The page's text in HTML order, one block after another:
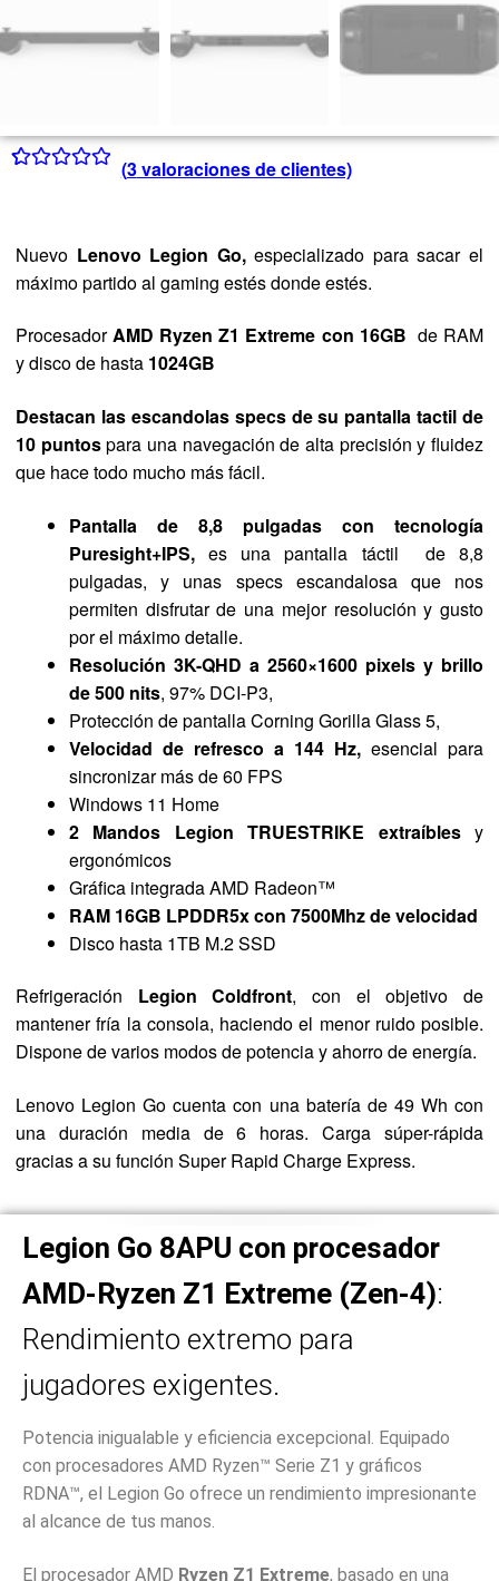
valoraciones
de clientes
(3valoraciones de clientes)
Nuevo Lenovo Legion Go,especializado para sacar el
máximo partido al gaming estés donde estés.
ProcesadorAMD Ryzen Z1 Extreme con 16GB de RAM
y disco de hasta 1024GB
Destacan las escandolas specs de su pantalla tactil de
10 puntospara una navegación de alta precisión y fluidez
que hace todo mucho más fácil.
Pantalla de 8,8 pulgadas con tecnología
Puresight+IPS, es una pantalla táctil de 8,8
pulgadas, y unas specs escandalosa que nos
permiten disfrutar de una mejor resolución y gusto
por el máximo detalle.
Resolución 3K-QHD a 2560×1600 pixels y brillo
de 500 nits, 97% DCI-P3,
Protección de pantalla Corning Gorilla Glass 5,
Velocidad de refresco a 144 Hz, esencial para
sincronizar más de 60 FPS
Windows 11 Home
2 Mandos Legion TRUESTRIKE extraíblesy
ergonómicos
Gráfica integrada AMD Radeon™
RAM 16GB LPDDR5x con 7500Mhz de velocidad
Disco hasta 1TB M.2 SSD
Refrigeración Legion Coldfront, con el objetivo de
mantener fría la consola, haciendo el menor ruido posible.
Dispone de varios modos de potencia y ahorro de energía.
Lenovo Legion Go cuenta con una batería de 49 Wh con
una duración media de 6 horas. Carga súper-rápida
gracias a su función Super Rapid Charge Express.
Legion Go 8APU con procesador
AMD-Ryzen Z1 Extreme (Zen-4):
Rendimiento extremo para
jugadores exigentes.
Potencia inigualable y eficiencia excepcional. Equipado
con procesadores AMD Ryzen™ Serie Z1 y gráficos
RDNA™, el Legion Go ofrece un rendimiento impresionante
al alcance de tus manos.
El procesador AMD Ryzen Z1 Extreme, basado en una